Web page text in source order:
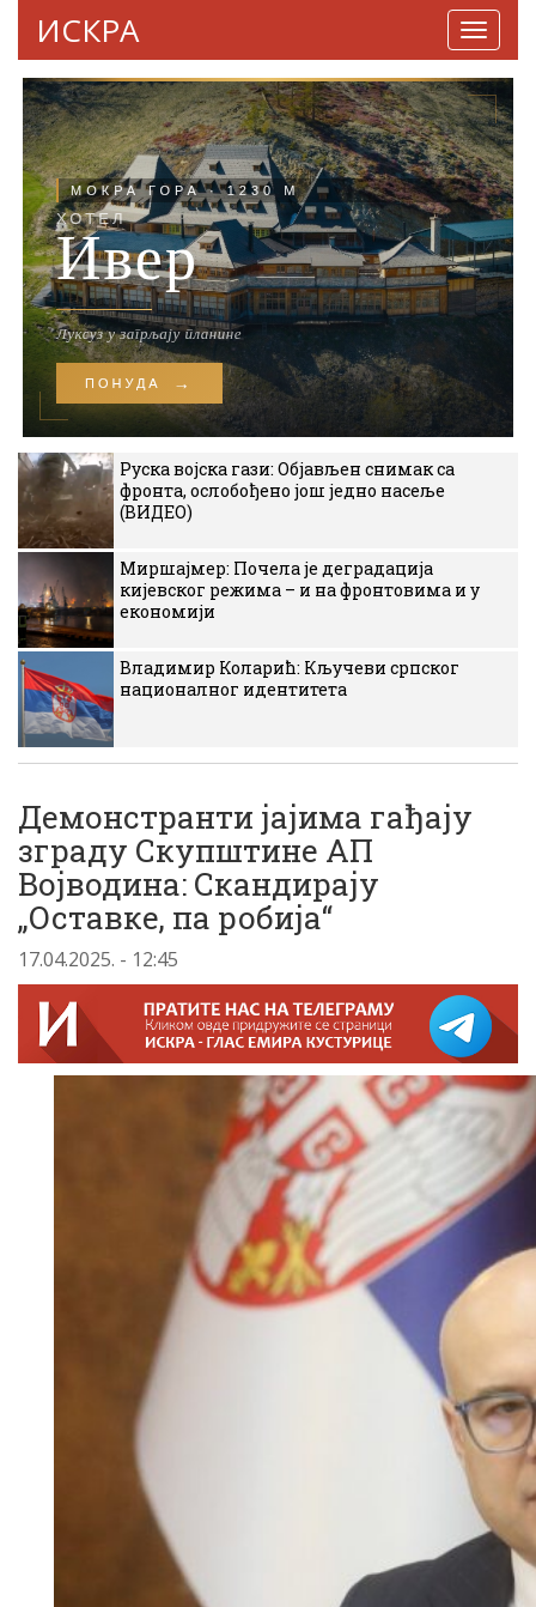
ИСКРА
Руска војска гази: Објављен снимак са
фронта, ослобођено још једно насеље
(ВИДЕО)
Миршајмер: Почела је деградација
кијевског режима – и на фронтовима и у
економији
Владимир Коларић: Кључеви српског
националног идентитета
Демонстранти јајима гађају
зграду Скупштине АП
Војводина: Скандирају
„Оставке, па робија“
17.04.2025. - 12:45